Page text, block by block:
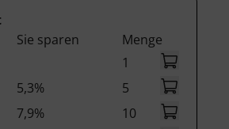
Sie sparen
Menge
1
5,3%
5
7,9%
10